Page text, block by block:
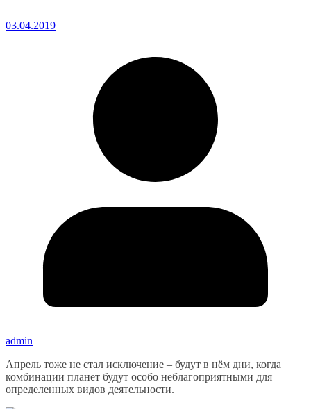
03.04.2019
admin
Апрель тоже не стал исключение – будут в нём дни, когда
комбинации планет будут особо неблагоприятными для
определенных видов деятельности.